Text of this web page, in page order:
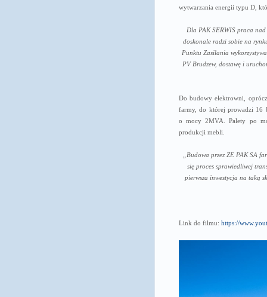
wytwarzania energii typu D,
Dla PAK SERWIS praca nad
doskonale radzi sobie na
Punktu Zasilania
PV Brudzew, dostawę i
Do budowy elektrowni,
farmy, do której prowadzi 16
o mocy 2MVA. Palety po
produkcji mebli.
„Budowa przez ZE PAK SA
się proces sprawiedliwej
pierwsza inwestycja na taką
Link do filmu: https://